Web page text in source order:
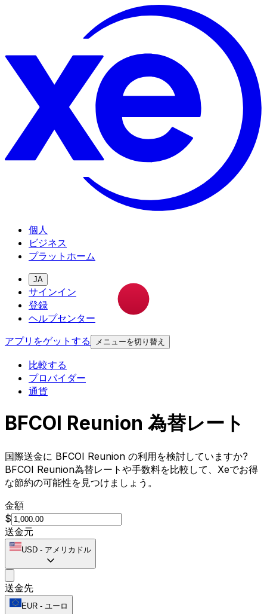
個人
ビジネス
プラットホーム
JA
サインイン
登録
ヘルプセンター
アプリをゲットする
メニューを切り替え
比較する
プロバイダー
通貨
BFCOI Reunion 為替レート
国際送金に BFCOI Reunion の利用を検討していますか?
BFCOI Reunion為替レートや手数料を比較して、Xeでお得
な節約の可能性を見つけましょう。
金額
$
送金元
USD - アメリカドル
送金先
EUR - ユーロ